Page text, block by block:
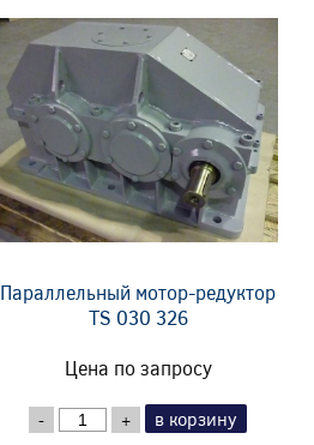
Параллельный мотор-редуктор
TS 030 326
Цена по запросу
- + в корзину